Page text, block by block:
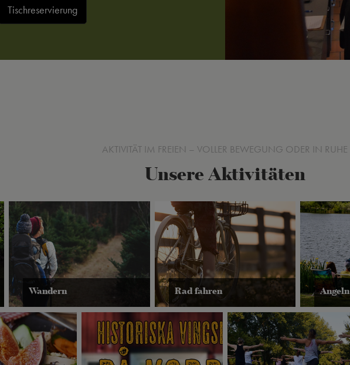
Tischreservierung
AKTIVITÄT IM FREIEN – VOLLER BEWEGUNG ODER IN RUHE
Unsere Aktivitäten
Wandern Rad fahren Angeln